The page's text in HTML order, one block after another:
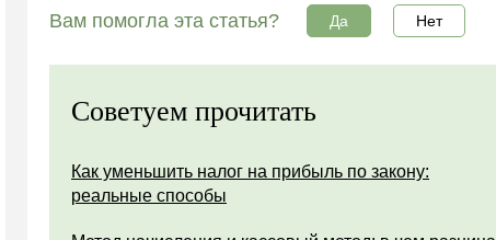
Вам помогла эта статья? Да Нет
Советуем прочитать
Как уменьшить налог на прибыль по закону:
реальные способы